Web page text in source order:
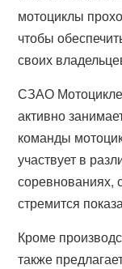
мотоциклы
чтобы
своих
СЗАО
активно
команды
участвует в
соревнованиях,
стремится
Кроме
также